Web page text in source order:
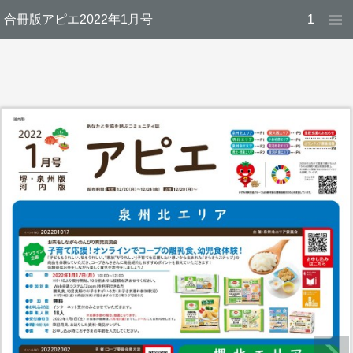
合冊版アピエ2022年1月号 1